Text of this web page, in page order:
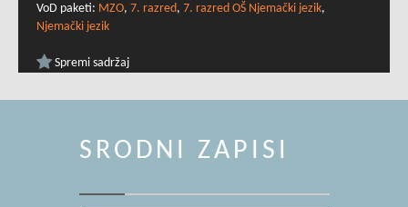
VoD paketi: MZO, 7. razred, 7. razred OŠ Njemački jezik,
Njemački jezik
Spremi sadržaj
SRODNI ZAPISI